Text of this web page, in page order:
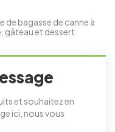
de bagasse de canne à
gâteau et dessert
et souhaitez en
ici, nous vous